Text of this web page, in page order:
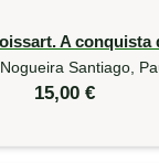
A conquista
Nogueira Santiago,
15,00 €